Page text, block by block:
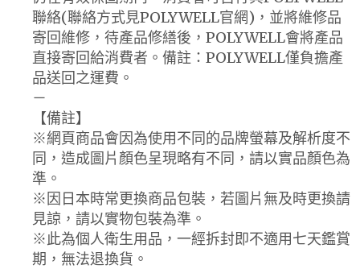
聯絡(聯絡方式見POLYWELL官網)，並將維修品
寄回維修，待產品修繕後，POLYWELL會將產品
直接寄回給消費者。備註：POLYWELL僅負擔產
品送回之運費。
－
【備註】
※網頁商品會因為使用不同的品牌螢幕及解析度不
同，造成圖片顏色呈現略有不同，請以實品顏色為
準。
※因日本時常更換商品包裝，若圖片無及時更換請
見諒，請以實物包裝為準。
※此為個人衛生用品，一經拆封即不適用七天鑑賞
期，無法退換貨。